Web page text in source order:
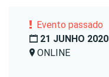
Evento passado
21 JUNHO 2020
ONLINE